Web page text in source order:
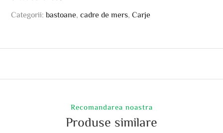
Categorii:bastoane ,cadre de mers ,Carje
Recomandarea noastra
Produse similare